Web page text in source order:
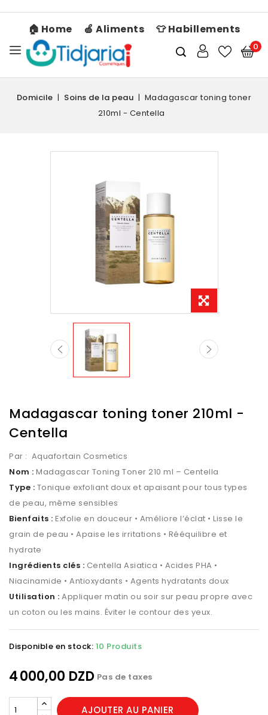
🏠 Home 🍏 Aliments 👕 Habillements
0
Domicile Soins de la peau
Madagascar toning toner
210ml - Centella
Madagascar toning toner 210ml -
Centella
Par : Aquafortain Cosmetics
Nom : Madagascar Toning Toner 210 ml – Centella
Type : Tonique exfoliant doux et apaisant pour tous types
de peau, même sensibles
Bienfaits : Exfolie en douceur • Améliore l’éclat • Lisse le
grain de peau • Apaise les irritations • Rééquilibre et
hydrate
Ingrédients clés : Centella Asiatica • Acides PHA •
Niacinamide • Antioxydants • Agents hydratants doux
Utilisation : Appliquer matin ou soir sur peau propre avec
un coton ou les mains. Éviter le contour des yeux.
Disponible en stock: 10 Produits
4 000,00 DZD Pas de taxes
AJOUTER AU PANIER